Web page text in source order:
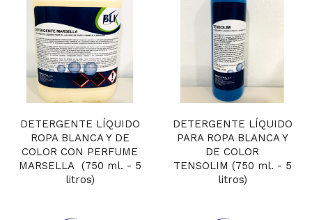
DETERGENTE LÍQUIDO
ROPA BLANCA Y DE
COLOR CON PERFUME
MARSELLA (750 ml. - 5
litros)
DETERGENTE LÍQUIDO
PARA ROPA BLANCA Y
DE COLOR
TENSOLIM (750 ml. - 5
litros)